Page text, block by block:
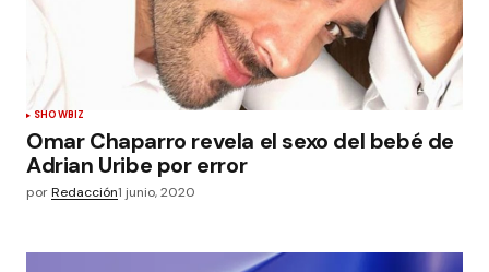
SHOWBIZ
Omar Chaparro revela el sexo del bebé de
Adrian Uribe por error
porRedacción1 junio, 2020